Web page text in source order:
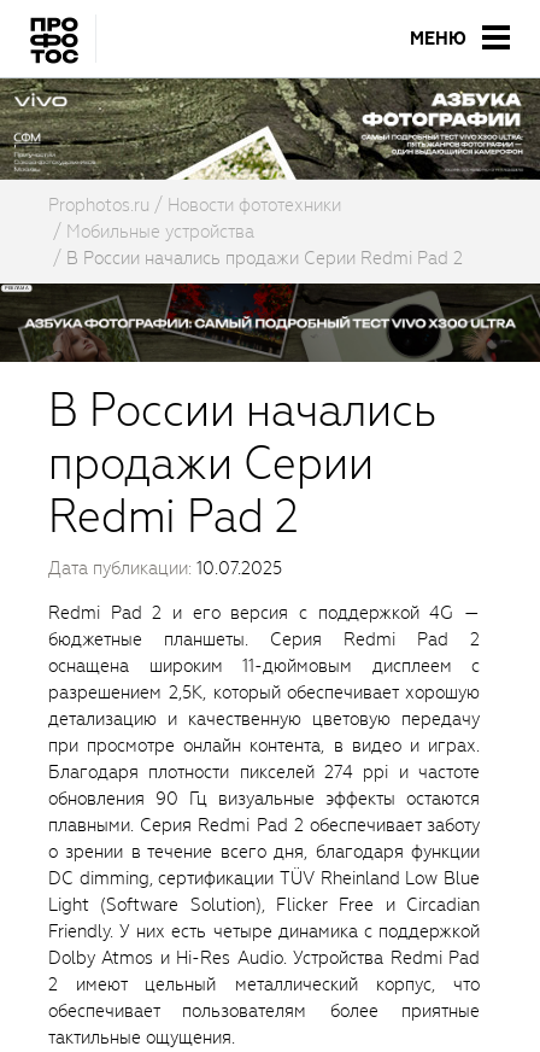
МЕНЮ
Prophotos.ru
Новости фототехники
Мобильные устройства
В России начались продажи Серии Redmi Pad 2
В России начались
продажи Серии
Redmi Pad 2
Дата публикации: 10.07.2025
Redmi Pad 2 и его версия с поддержкой 4G —
бюджетные планшеты. Серия Redmi Pad 2
оснащена широким 11-дюймовым дисплеем с
разрешением 2,5К, который обеспечивает хорошую
детализацию и качественную цветовую передачу
при просмотре онлайн контента, в видео и играх.
Благодаря плотности пикселей 274 ppi и частоте
обновления 90 Гц визуальные эффекты остаются
плавными. Серия Redmi Pad 2 обеспечивает заботу
о зрении в течение всего дня, благодаря функции
DC dimming, сертификации TÜV Rheinland Low Blue
Light (Software Solution), Flicker Free и Circadian
Friendly. У них есть четыре динамика с поддержкой
Dolby Atmos и Hi-Res Audio. Устройства Redmi Pad
2 имеют цельный металлический корпус, что
обеспечивает пользователям более приятные
тактильные ощущения.